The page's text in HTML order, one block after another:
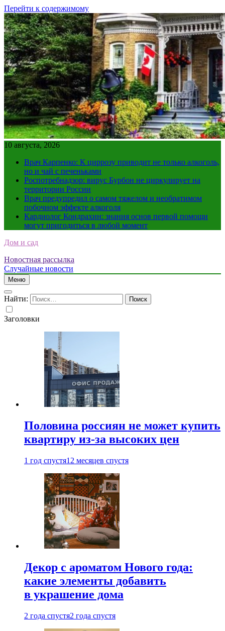
Перейти к содержимому
10 августа, 2026
Врач Карпенко: К циррозу приводит не только алкоголь,
но и чай с печеньками
Роспотребнадзор: вирус Бурбон не циркулирует на
территории России
Врач предупредил о самом тяжелом и необратимом
побочном эффекте алкоголя
Кардиолог Кондрахин: знания основ первой помощи
могут пригодиться в любой момент
Дом и сад
Новостная рассылка
Случайные новости
Меню
Найти:
Заголовки
Половина россиян не может купить
квартиру из-за высоких цен
1 год спустя12 месяцев спустя
Декор с ароматом Нового года:
какие элементы добавить
в украшение дома
2 года спустя2 года спустя